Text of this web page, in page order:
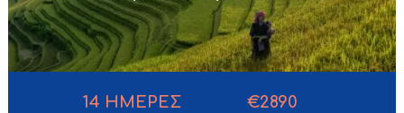
14 ΗΜΕΡΕΣ €2890